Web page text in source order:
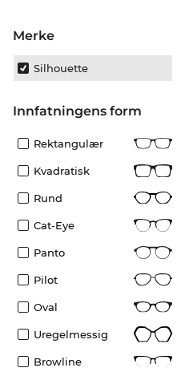
merke
Silhouette
Innfatningens form
Rektangulær
Kvadratisk
Rund
Cat-Eye
Panto
Pilot
Oval
Uregelmessig
Browline